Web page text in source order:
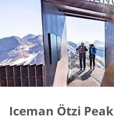
Iceman Ötzi Peak